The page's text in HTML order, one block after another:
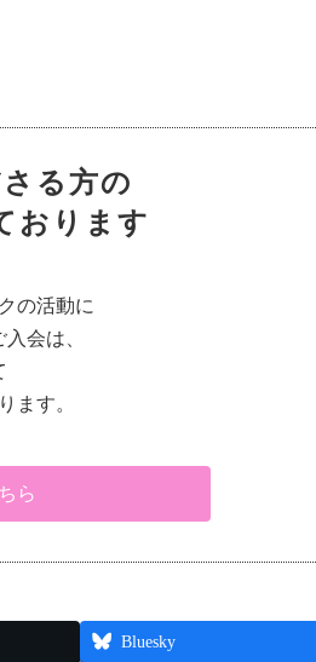
る方の
おります
の活動に
会は、
ます。
ら
Bluesky